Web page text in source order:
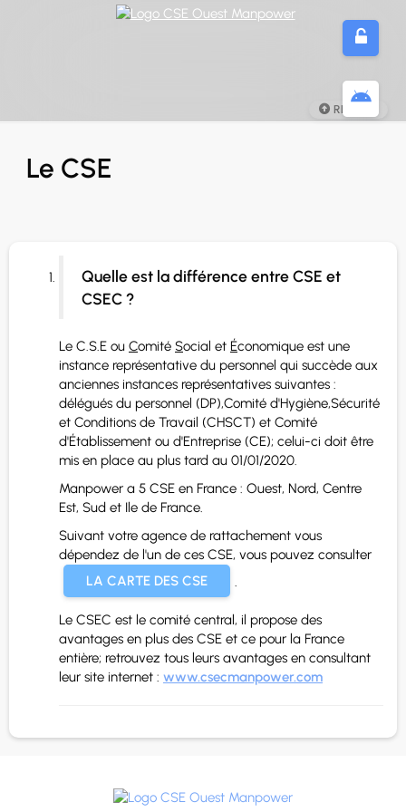
Le CSE
RETOUR
Quelle est la différence entre CSE et
CSEC ?
Le C.S.E ou Comité Social et Économique est une
instance représentative du personnel qui succède aux
anciennes instances représentatives suivantes :
délégués du personnel (DP),Comité d'Hygiène,Sécurité
et Conditions de Travail (CHSCT) et Comité
d'Établissement ou d'Entreprise (CE); celui-ci doit être
mis en place au plus tard au 01/01/2020.
Manpower a 5 CSE en France : Ouest, Nord, Centre
Est, Sud et Ile de France.
Suivant votre agence de rattachement vous
dépendez de l'un de ces CSE, vous pouvez consulter
LA CARTE DES CSE
.
Le CSEC est le comité central, il propose des
avantages en plus des CSE et ce pour la France
entière; retrouvez tous leurs avantages en consultant
leur site internet : www.csecmanpower.com
Panneau de gestion des cookies